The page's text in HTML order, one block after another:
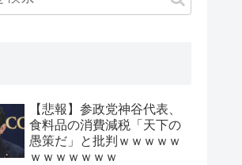
【悲報】参政党神谷代表、
食料品の消費減税「天下の
愚策だ」と批判ｗｗｗｗｗ
ｗｗｗｗｗｗｗ